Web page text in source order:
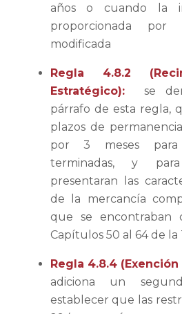
años o cuando la
proporcionada
modificada
Regla 4.8.2
Estratégico):se
párrafo de esta regla,
plazos de
por 3 meses para
terminadas, y
presentaran las
de la mercancía
que se encontraban
Capítulos 50 al 64 de la
Regla 4.8.4
adiciona un
establecer que las